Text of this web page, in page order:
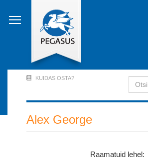
edasi
põhisisu
Account
Menu
KUIDAS OSTA? Otsing
Alex George
Raamatuid lehel: